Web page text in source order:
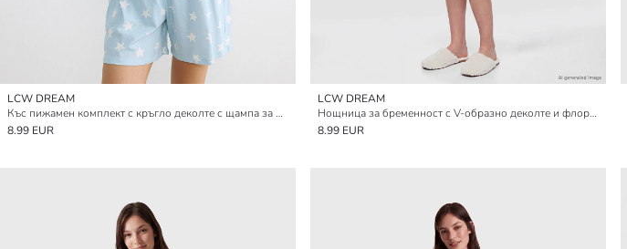
LCW DREAM
Къс пижамен комплект с кръгло деколте с щампа за жени
8.99 EUR
LCW DREAM
Нощница за бременност с V-образно деколте и флорален десен
8.99 EUR